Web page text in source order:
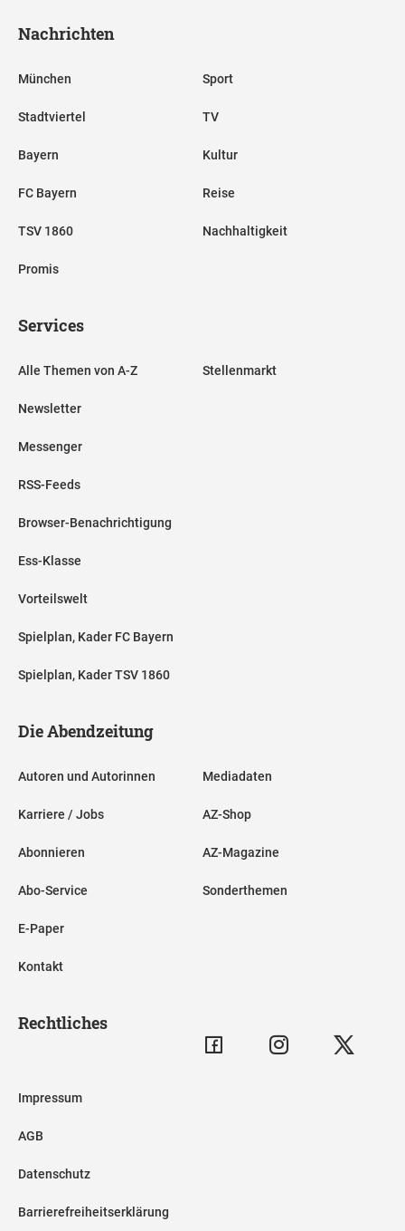
Nachrichten
München
Stadtviertel
Bayern
FC Bayern
TSV 1860
Promis
Sport
TV
Kultur
Reise
Nachhaltigkeit
Services
Alle Themen von A-Z
Newsletter
Messenger
RSS-Feeds
Browser-Benachrichtigung
Ess-Klasse
Vorteilswelt
Spielplan, Kader FC Bayern
Spielplan, Kader TSV 1860
Stellenmarkt
Die Abendzeitung
Autoren und Autorinnen
Karriere / Jobs
Abonnieren
Abo-Service
E-Paper
Kontakt
Mediadaten
AZ-Shop
AZ-Magazine
Sonderthemen
Rechtliches
Impressum
AGB
Datenschutz
Barrierefreiheitserklärung